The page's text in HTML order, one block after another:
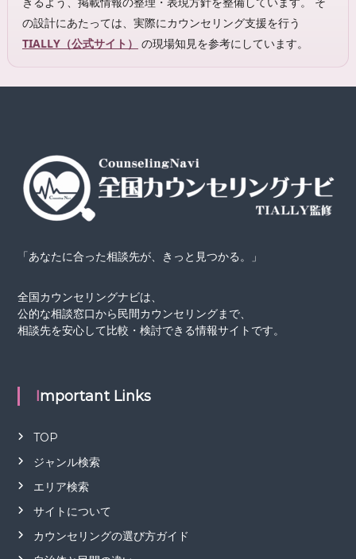
の設計にあたっては、実際にカウンセリング支援を行う
TIALLY（公式サイト）
の現場知見を参考にしています。
「あなたに合った相談先が、きっと見つかる。」
全国カウンセリングナビは、
公的な相談窓口から民間カウンセリングまで、
相談先を安心して比較・検討できる情報サイトです。
Important Links
TOP
ジャンル検索
エリア検索
サイトについて
カウンセリングの選び方ガイド